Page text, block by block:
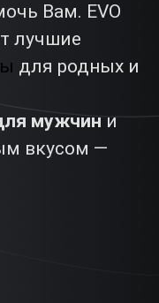
Вам. EVO
лучшие
для родных и
мужчин и
вкусом —